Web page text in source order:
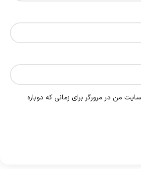
من در مرورگر برای زمانی که دوباره